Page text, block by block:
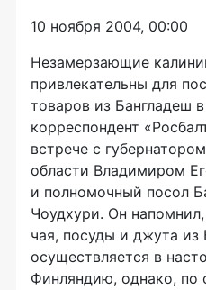
10 ноября 2004, 00:00
Незамерзающие
привлекательны для
товаров из Бангладеш
корреспондент
встрече с
области Владимиром
и полномочный посол
Чоудхури. Он
чая, посуды и джута
осуществляется в
Финляндию, однако, по